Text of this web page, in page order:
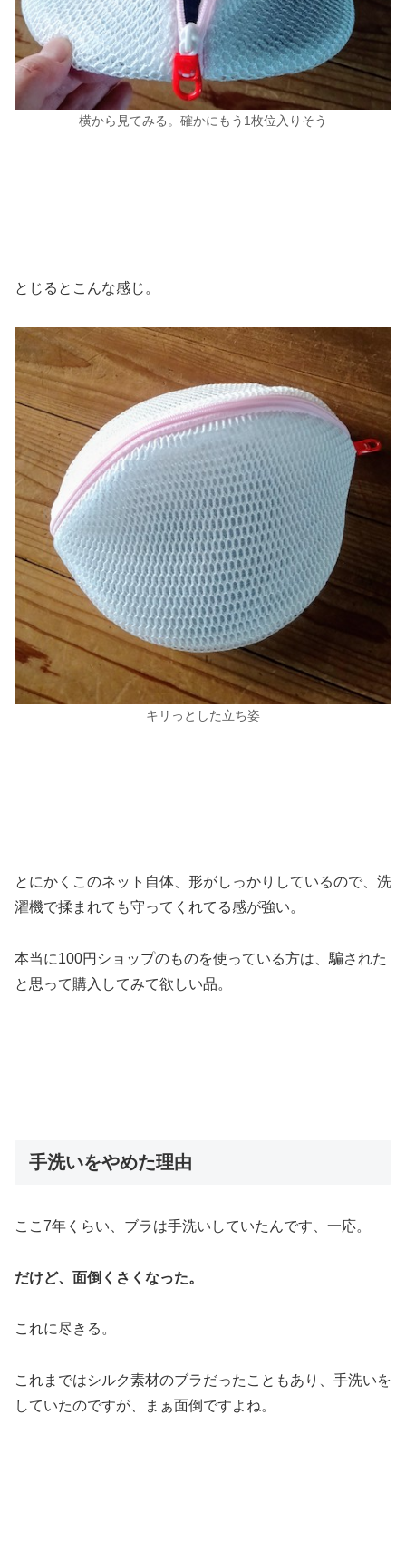
横から見てみる。確かにもう1枚位入りそう
とじるとこんな感じ。
キリっとした立ち姿
とにかくこのネット自体、形がしっかりしているので、洗
濯機で揉まれても守ってくれてる感が強い。
本当に100円ショップのものを使っている方は、騙された
と思って購入してみて欲しい品。
手洗いをやめた理由
ここ7年くらい、ブラは手洗いしていたんです、一応。
だけど、面倒くさくなった。
これに尽きる。
これまではシルク素材のブラだったこともあり、手洗いを
していたのですが、まぁ面倒ですよね。